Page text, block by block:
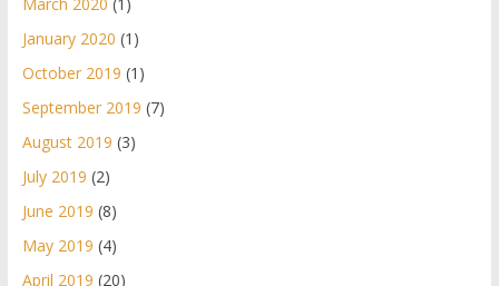
March 2020 (1)
January 2020 (1)
October 2019 (1)
September 2019 (7)
August 2019 (3)
July 2019 (2)
June 2019 (8)
May 2019 (4)
April 2019 (20)